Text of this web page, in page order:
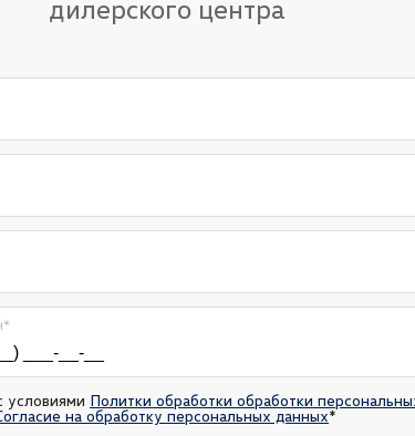
дилерского центра
*
условиями Политки обработки обработки
на обработку персональных данных*